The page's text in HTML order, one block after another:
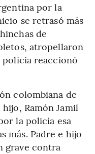
por la
se retrasó más
de
atropellaron
reaccionó
colombiana de
Ramón Jamil
la policía esa
más. Padre e hijo
grave contra